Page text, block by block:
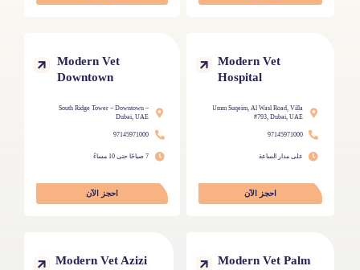
Modern Vet
Hospital
Umm Suqeim, Al Wasl Road, Villa
#793, Dubai, UAE
97145971000
على مدار الساعة
احجز الآن
Modern Vet
Downtown
South Ridge Tower – Downtown –
Dubai, UAE
97145971000
7 صباحًا حتى 10 مساءً
احجز الآن
Modern Vet Palm
Modern Vet Azizi